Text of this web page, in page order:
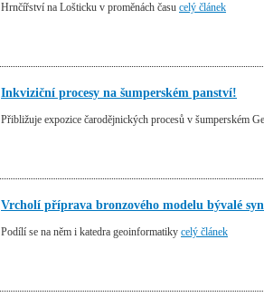
Hrnčířství na Lošticku v proměnách času celý článek
Inkviziční procesy na šumperském panství!
Přibližuje expozice čarodějnických procesů v šumperském
Vrcholí příprava bronzového modelu bývalé
Podílí se na něm i katedra geoinformatiky celý článek